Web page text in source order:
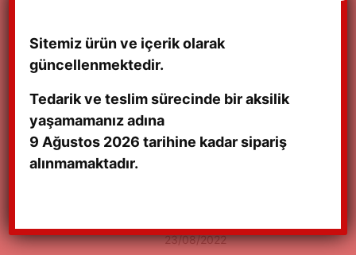
23/08/2022
Sitemiz ürün ve içerik olarak
güncellenmektedir.
Tedarik ve teslim sürecinde bir aksilik
yaşamamanız adına
9 Ağustos 2026 tarihine kadar sipariş
alınmamaktadır.